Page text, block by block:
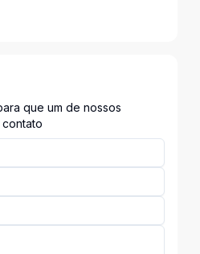
que um de nossos